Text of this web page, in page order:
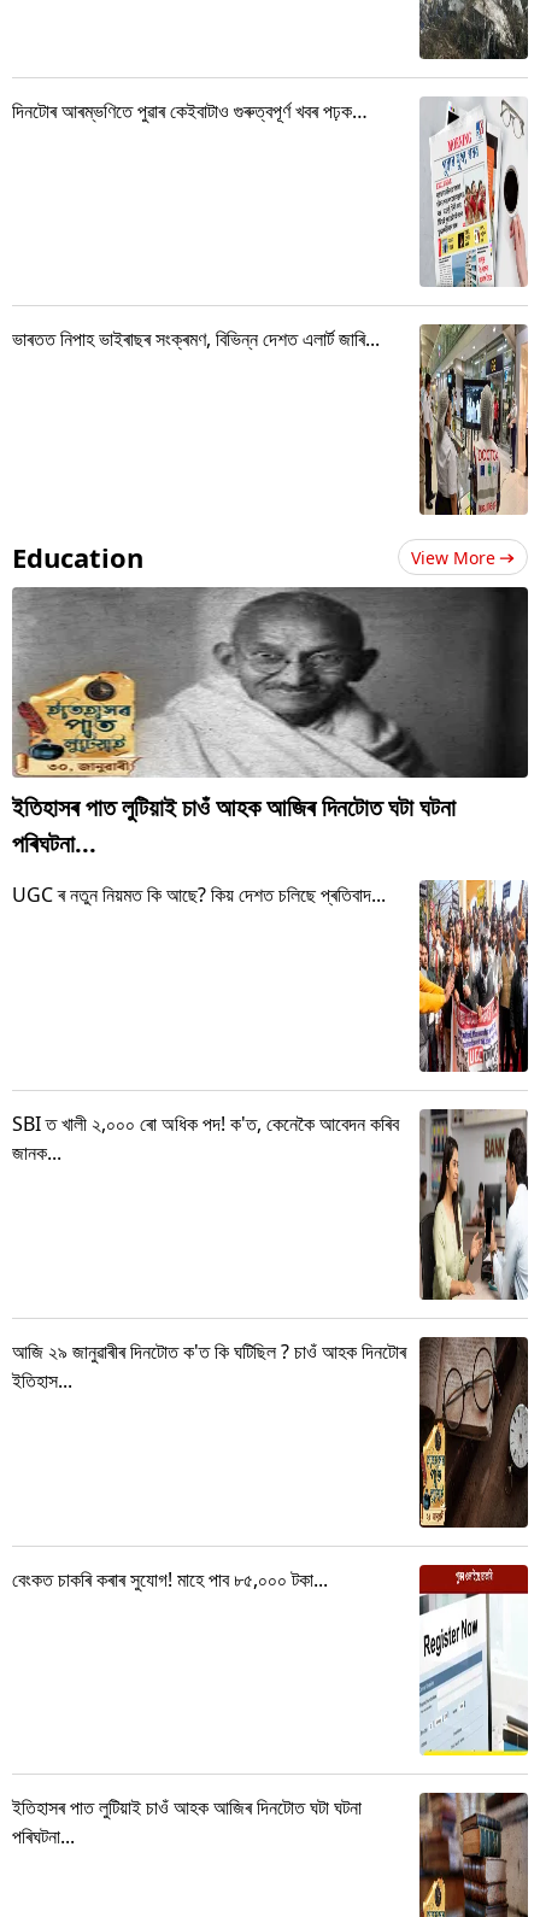
দিনটোৰ আৰম্ভণিতে পুৱাৰ কেইবাটাও গুৰুত্বপূৰ্ণ খবৰ পঢ়ক…
ভাৰতত নিপাহ ভাইৰাছৰ সংক্ৰমণ, বিভিন্ন দেশত এলাৰ্ট জাৰি...
Education View More
ইতিহাসৰ পাত লুটিয়াই চাওঁ আহক আজিৰ দিনটোত ঘটা ঘটনা
পৰিঘটনা...
UGC ৰ নতুন নিয়মত কি আছে? কিয় দেশত চলিছে প্ৰতিবাদ...
SBI ত খালী ২,০০০ ৰো অধিক পদ! ক'ত, কেনেকৈ আবেদন কৰিব
জানক...
আজি ২৯ জানুৱাৰীৰ দিনটোত ক'ত কি ঘটিছিল ? চাওঁ আহক দিনটোৰ
ইতিহাস...
বেংকত চাকৰি কৰাৰ সুযোগ! মাহে পাব ৮৫,০০০ টকা...
ইতিহাসৰ পাত লুটিয়াই চাওঁ আহক আজিৰ দিনটোত ঘটা ঘটনা
পৰিঘটনা...